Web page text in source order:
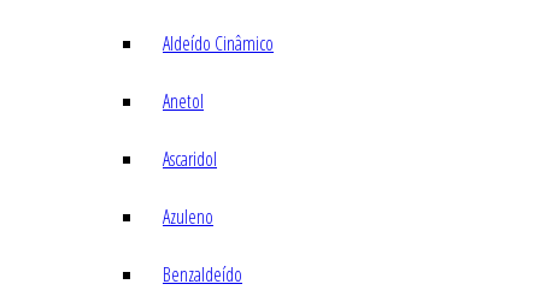
Aldeído Cinâmico
Anetol
Ascaridol
Azuleno
Benzaldeído